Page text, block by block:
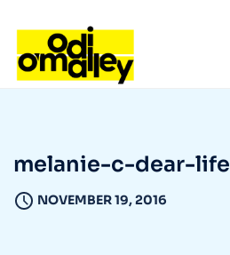
melanie-c-dear-life
NOVEMBER 19, 2016